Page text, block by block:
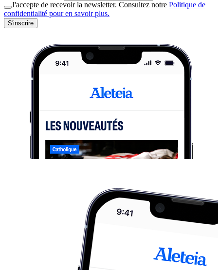
J'accepte de recevoir la newsletter. Consultez notre Politique de
confidentialité pour en savoir plus.
S'inscrire